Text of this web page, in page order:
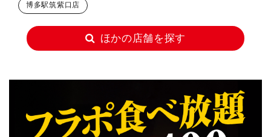
博多駅筑紫口店
ほかの店舗を探す